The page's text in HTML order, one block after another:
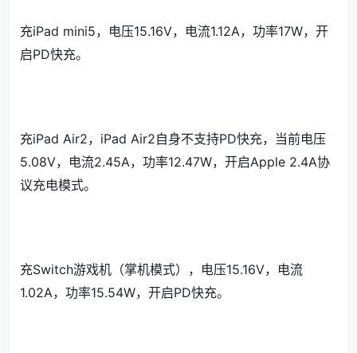
充iPad mini5，电压15.16V，电流1.12A，功率17W，开
启PD快充。
充iPad Air2，iPad Air2自身不支持PD快充，当前电压
5.08V，电流2.45A，功率12.47W，开启Apple 2.4A协
议充电模式。
充Switch游戏机（掌机模式），电压15.16V，电流
1.02A，功率15.54W，开启PD快充。